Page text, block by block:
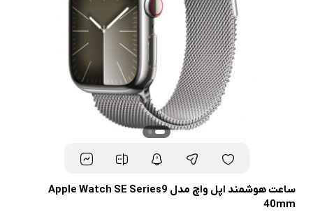
ساعت هوشمند اپل واچ مدل Apple Watch SE Series9
40mm